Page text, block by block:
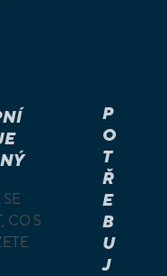
CO S
P
O
T
Ř
E
B
U
J